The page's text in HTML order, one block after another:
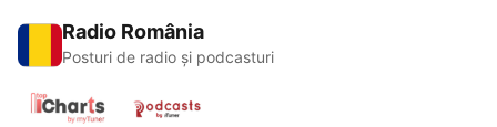
Radio România
Posturi de radio și podcasturi